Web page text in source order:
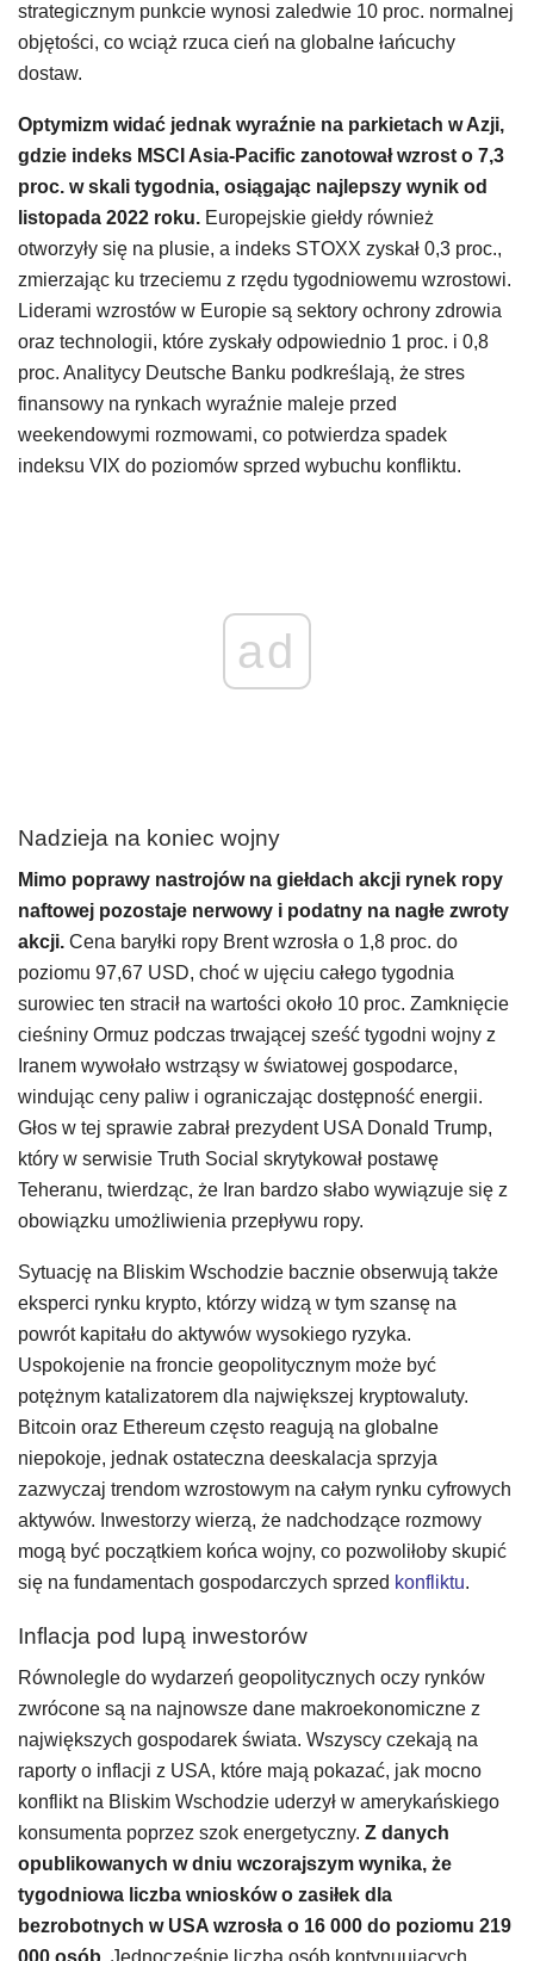
strategicznym punkcie wynosi zaledwie 10 proc. normalnej
objętości, co wciąż rzuca cień na globalne łańcuchy
dostaw.
Optymizm widać jednak wyraźnie na parkietach w Azji,
gdzie indeks MSCI Asia-Pacific zanotował wzrost o 7,3
proc. w skali tygodnia, osiągając najlepszy wynik od
listopada 2022 roku. Europejskie giełdy również
otworzyły się na plusie, a indeks STOXX zyskał 0,3 proc.,
zmierzając ku trzeciemu z rzędu tygodniowemu wzrostowi.
Liderami wzrostów w Europie są sektory ochrony zdrowia
oraz technologii, które zyskały odpowiednio 1 proc. i 0,8
proc. Analitycy Deutsche Banku podkreślają, że stres
finansowy na rynkach wyraźnie maleje przed
weekendowymi rozmowami, co potwierdza spadek
indeksu VIX do poziomów sprzed wybuchu konfliktu.
ad
Nadzieja na koniec wojny
Mimo poprawy nastrojów na giełdach akcji rynek ropy
naftowej pozostaje nerwowy i podatny na nagłe zwroty
akcji. Cena baryłki ropy Brent wzrosła o 1,8 proc. do
poziomu 97,67 USD, choć w ujęciu całego tygodnia
surowiec ten stracił na wartości około 10 proc. Zamknięcie
cieśniny Ormuz podczas trwającej sześć tygodni wojny z
Iranem wywołało wstrząsy w światowej gospodarce,
windując ceny paliw i ograniczając dostępność energii.
Głos w tej sprawie zabrał prezydent USA Donald Trump,
który w serwisie Truth Social skrytykował postawę
Teheranu, twierdząc, że Iran bardzo słabo wywiązuje się z
obowiązku umożliwienia przepływu ropy.
Sytuację na Bliskim Wschodzie bacznie obserwują także
eksperci rynku krypto, którzy widzą w tym szansę na
powrót kapitału do aktywów wysokiego ryzyka.
Uspokojenie na froncie geopolitycznym może być
potężnym katalizatorem dla największej kryptowaluty.
Bitcoin oraz Ethereum często reagują na globalne
niepokoje, jednak ostateczna deeskalacja sprzyja
zazwyczaj trendom wzrostowym na całym rynku cyfrowych
aktywów. Inwestorzy wierzą, że nadchodzące rozmowy
mogą być początkiem końca wojny, co pozwoliłoby skupić
się na fundamentach gospodarczych sprzed konfliktu.
Inflacja pod lupą inwestorów
Równolegle do wydarzeń geopolitycznych oczy rynków
zwrócone są na najnowsze dane makroekonomiczne z
największych gospodarek świata. Wszyscy czekają na
raporty o inflacji z USA, które mają pokazać, jak mocno
konflikt na Bliskim Wschodzie uderzył w amerykańskiego
konsumenta poprzez szok energetyczny. Z danych
opublikowanych w dniu wczorajszym wynika, że
tygodniowa liczba wniosków o zasiłek dla
bezrobotnych w USA wzrosła o 16 000 do poziomu 219
000 osób. Jednocześnie liczba osób kontynuujących